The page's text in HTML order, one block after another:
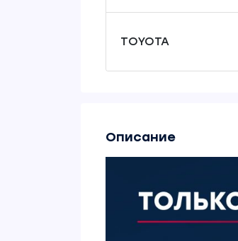
TOYOTA
Описание